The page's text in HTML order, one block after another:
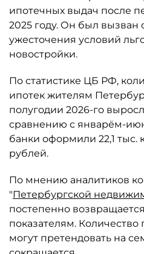
ипотечных выдач после
2025 году. Он был
ужесточения условий
новостройки.
По статистике ЦБ РФ,
ипотек жителям
полугодии 2026-го
сравнению с январём-
банки оформили 22,1 тыс.
рублей.
По мнению аналитиков
"Петербургской
постепенно
показателям. Количество
могут претендовать на